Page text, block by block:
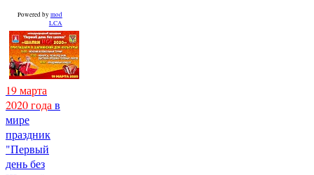
Powered by mod
LCA
19 марта
2020 года в
мире
праздник
"Первый
день без